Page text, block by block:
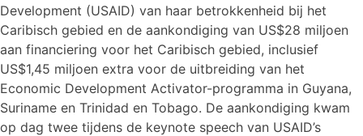
Development (USAID) van haar betrokkenheid bij het
Caribisch gebied en de aankondiging van US$28 miljoen
aan financiering voor het Caribisch gebied, inclusief
US$1,45 miljoen extra voor de uitbreiding van het
Economic Development Activator-programma in Guyana,
Suriname en Trinidad en Tobago. De aankondiging kwam
op dag twee tijdens de keynote speech van USAID’s